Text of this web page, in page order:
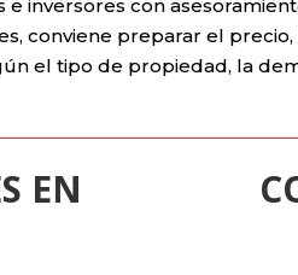
inversores con
conviene preparar el
el tipo de propiedad, la
EN